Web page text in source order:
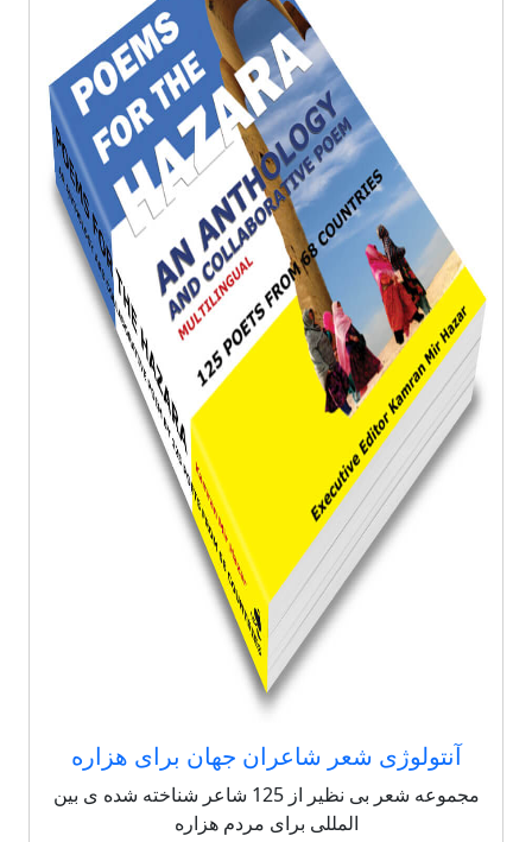
آنتولوژی شعر شاعران جهان برای هزاره
مجموعه شعر بی نظیر از 125 شاعر شناخته شده ی بین
المللی برای مردم هزاره